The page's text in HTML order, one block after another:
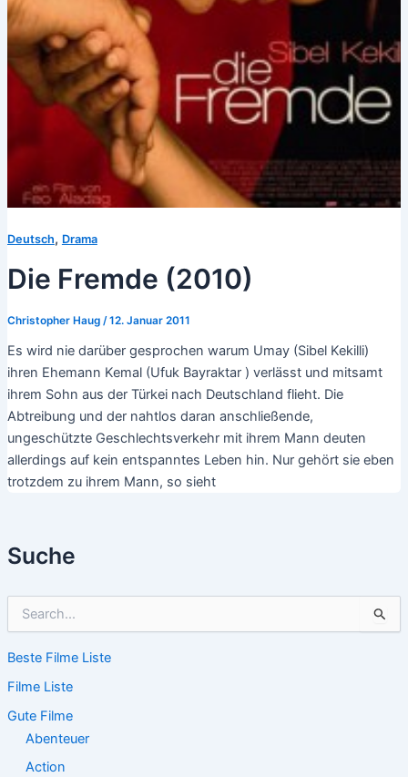
Suche
h
n
n
Beste Filme Liste
Filme Liste
Gute Filme
Abenteuer
Action
Deutsch, Drama
Die Fremde (2010)
Christopher Haug /12. Januar 2011
Es wird nie darüber gesprochen warum Umay (Sibel Kekilli)
ihren Ehemann Kemal (Ufuk Bayraktar ) verlässt und mitsamt
ihrem Sohn aus der Türkei nach Deutschland flieht. Die
Abtreibung und der nahtlos daran anschließende,
ungeschützte Geschlechtsverkehr mit ihrem Mann deuten
allerdings auf kein entspanntes Leben hin. Nur gehört sie eben
trotzdem zu ihrem Mann, so sieht